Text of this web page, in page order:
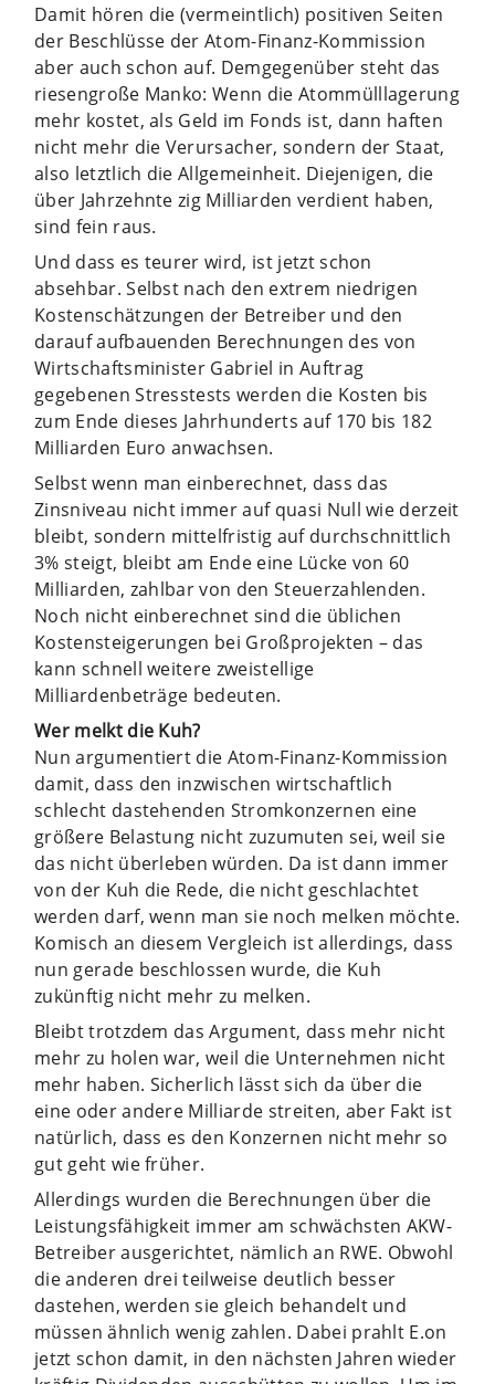
Damit hören die (vermeintlich) positiven Seiten
der Beschlüsse der Atom-Finanz-Kommission
aber auch schon auf. Demgegenüber steht das
riesengroße Manko: Wenn die Atommülllagerung
mehr kostet, als Geld im Fonds ist, dann haften
nicht mehr die Verursacher, sondern der Staat,
also letztlich die Allgemeinheit. Diejenigen, die
über Jahrzehnte zig Milliarden verdient haben,
sind fein raus.
Und dass es teurer wird, ist jetzt schon
absehbar. Selbst nach den extrem niedrigen
Kostenschätzungen der Betreiber und den
darauf aufbauenden Berechnungen des von
Wirtschaftsminister Gabriel in Auftrag
gegebenen Stresstests werden die Kosten bis
zum Ende dieses Jahrhunderts auf 170 bis 182
Milliarden Euro anwachsen.
Selbst wenn man einberechnet, dass das
Zinsniveau nicht immer auf quasi Null wie derzeit
bleibt, sondern mittelfristig auf durchschnittlich
3% steigt, bleibt am Ende eine Lücke von 60
Milliarden, zahlbar von den Steuerzahlenden.
Noch nicht einberechnet sind die üblichen
Kostensteigerungen bei Großprojekten – das
kann schnell weitere zweistellige
Milliardenbeträge bedeuten.
Wer melkt die Kuh?
Nun argumentiert die Atom-Finanz-Kommission
damit, dass den inzwischen wirtschaftlich
schlecht dastehenden Stromkonzernen eine
größere Belastung nicht zuzumuten sei, weil sie
das nicht überleben würden. Da ist dann immer
von der Kuh die Rede, die nicht geschlachtet
werden darf, wenn man sie noch melken möchte.
Komisch an diesem Vergleich ist allerdings, dass
nun gerade beschlossen wurde, die Kuh
zukünftig nicht mehr zu melken.
Bleibt trotzdem das Argument, dass mehr nicht
mehr zu holen war, weil die Unternehmen nicht
mehr haben. Sicherlich lässt sich da über die
eine oder andere Milliarde streiten, aber Fakt ist
natürlich, dass es den Konzernen nicht mehr so
gut geht wie früher.
Allerdings wurden die Berechnungen über die
Leistungsfähigkeit immer am schwächsten AKW-
Betreiber ausgerichtet, nämlich an RWE. Obwohl
die anderen drei teilweise deutlich besser
dastehen, werden sie gleich behandelt und
müssen ähnlich wenig zahlen. Dabei prahlt E.on
jetzt schon damit, in den nächsten Jahren wieder